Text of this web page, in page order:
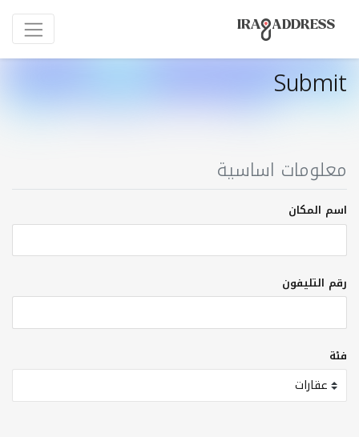
Submit
معلومات اساسية
اسم المكان
رقم التليفون
فئة